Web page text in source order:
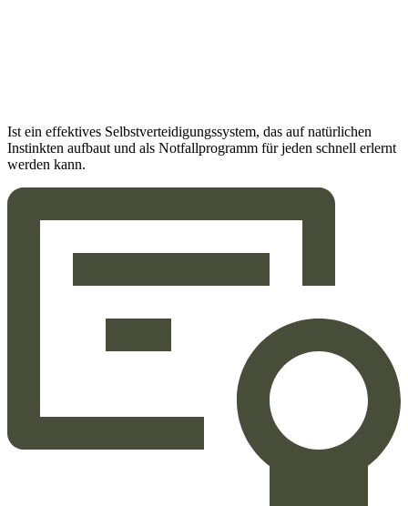
Ist ein effektives Selbstverteidigungssystem, das auf natürlichen
Instinkten aufbaut und als Notfallprogramm für jeden schnell erlernt
werden kann.